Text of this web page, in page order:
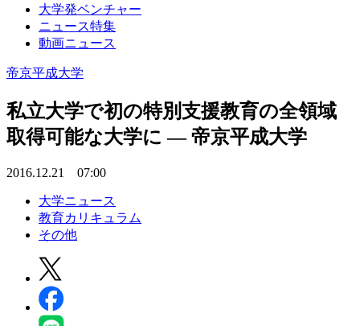
大学発ベンチャー
ニュース特集
動画ニュース
帝京平成大学
私立大学で初の特別支援教育の全領域
取得可能な大学に — 帝京平成大学
2016.12.21 07:00
大学ニュース
教育カリキュラム
その他